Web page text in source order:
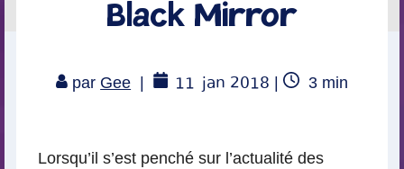
Black Mirror
par Gee 11 jan 2018
Temps
3min
Lorsqu’il s’est penché sur l’actualité des